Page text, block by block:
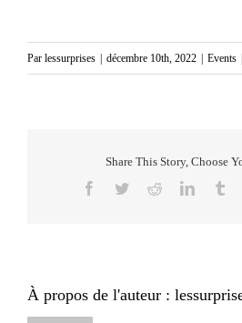
Par lessurprises | décembre 10th, 2022 | Events |
Share This Story, Choose
Facebook
TwitterRedditLinkedIn
À propos de l'auteur :